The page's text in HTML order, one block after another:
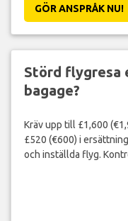
GÖR ANSPRÅK NU!
Störd flygresa
bagage?
Kräv upp till £1,600
£520 (€600) i
och inställda flyg.